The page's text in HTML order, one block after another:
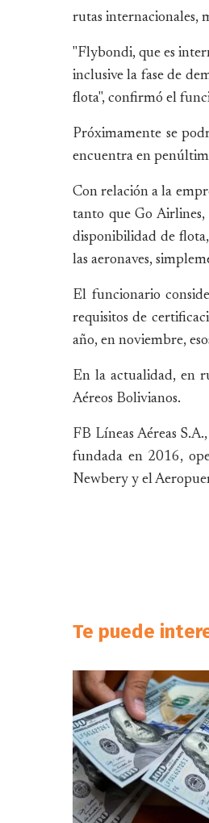
rutas internacionales,
"Flybondi, que es
inclusive la fase de
flota", confirmó el
Próximamente se
encuentra en
Con relación a la
tanto que Go Airlines,
disponibilidad de
las aeronaves,
El funcionario
requisitos de
año, en noviembre,
En la actualidad, en
Aéreos Bolivianos.
FB Líneas Aéreas
fundada en 2016,
Newbery y el
Te puede